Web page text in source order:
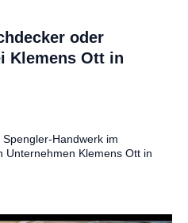
oder
Klemens Ott in
Handwerk im
Unternehmen Klemens Ott in